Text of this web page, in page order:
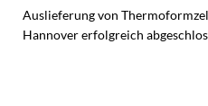
Auslieferung von
Hannover erfolgreich